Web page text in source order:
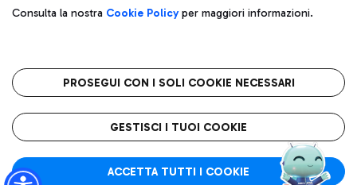
Privacy policy
Note legali
Roma FCO
L'aeroporto stellato
Consulta la nostra Cookie Policyper maggiori informazioni.
PROSEGUI CON I SOLI COOKIE NECESSARI
GESTISCI I TUOI COOKIE
ACCETTA TUTTI I COOKIE